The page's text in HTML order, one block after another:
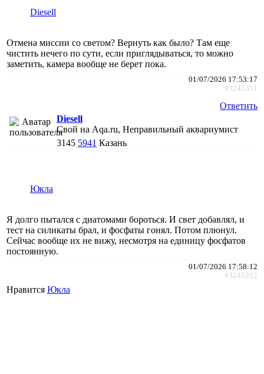
Diesell
Отмена миссии со светом? Вернуть как было? Там еще
чистить нечего по сути, если приглядываться, то можно
заметить, камера вообще не берет пока.
01/07/2026 17:53:17
#3245351
Ответить
Diesell
Свой на Aqa.ru, Неправильный аквариумист
3145 5941 Казань
Юкла
Я долго пытался с диатомами бороться. И свет добавлял, и
тест на силикаты брал, и фосфаты гонял. Потом плюнул.
Сейчас вообще их не вижу, несмотря на единицу фосфатов
постоянную.
01/07/2026 17:58:12
#3245352
Нравится Юкла